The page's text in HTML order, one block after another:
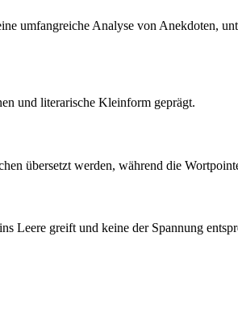
umfangreiche Analyse von Anekdoten,
und literarische Kleinform geprägt.
übersetzt werden, während die
greift und keine der Spannung